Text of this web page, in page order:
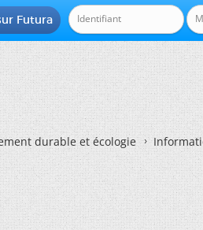
Futura
durable et écologie